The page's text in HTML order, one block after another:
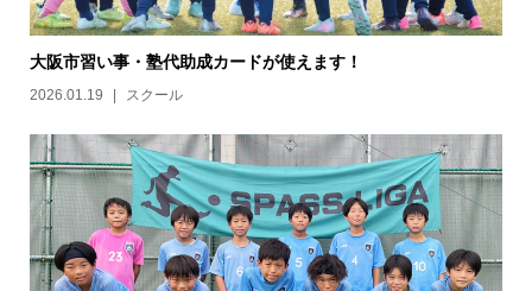
大阪市習い事・塾代助成カードが使えます！
2026.01.19 スクール